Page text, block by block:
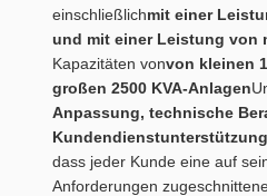
einschließlichmit einer
und mit einer Leistung von
Kapazitäten vonvon kleinen
großen 2500 KVA-Anlagen
Anpassung, technische
Kundendienstunterstützung
dass jeder Kunde eine auf
Anforderungen